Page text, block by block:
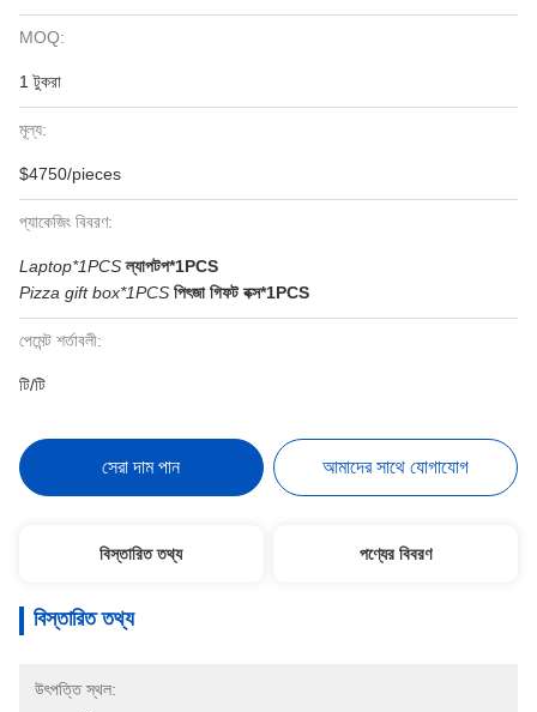
MOQ:
1 টুকরা
মূল্য:
$4750/pieces
প্যাকেজিং বিবরণ:
Laptop*1PCS ল্যাপটপ*1PCS
Pizza gift box*1PCS পিৎজা গিফট বক্স*1PCS
পেমেন্ট শর্তাবলী:
টি/টি
সেরা দাম পান আমাদের সাথে যোগাযোগ
বিস্তারিত তথ্য পণ্যের বিবরণ
বিস্তারিত তথ্য
উৎপত্তি স্থল: